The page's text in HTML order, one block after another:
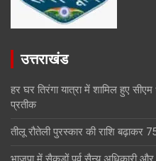
उत्तराखंड
हर घर तिरंगा यात्रा में शामिल हुए
प्रतीक
तीलू रौतेली पुरस्कार की राशि बढ़ाकर